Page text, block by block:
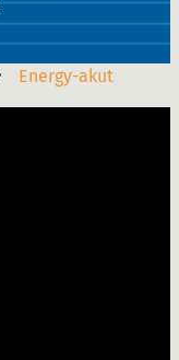
Energy-akut